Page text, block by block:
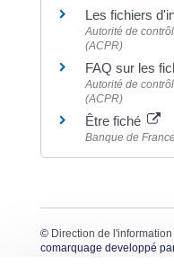
Les fichiers
Autorité de
(ACPR)
FAQ sur les
Autorité de
(ACPR)
Être fiché
Banque de
© Direction de
comarquage developpé